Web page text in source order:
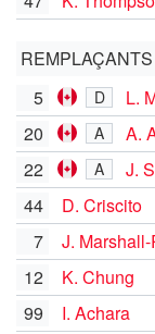
REMPLAÇANTS
5
D L.
20 A A.
22 A J.
44 D. Criscito
7 J.
12
K. Chung
99
I. Achara